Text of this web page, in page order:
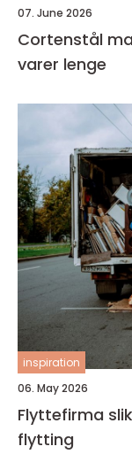
07. June 2026
Cortenstål materialet som ruster vakkert og
varer lenge
inspiration
06. May 2026
Flyttefirma slik får du en enklere og tryggere
flytting